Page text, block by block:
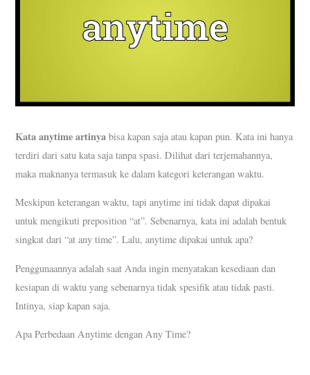
Kata anytime artinya bisa kapan saja atau kapan pun. Kata ini hanya
terdiri dari satu kata saja tanpa spasi. Dilihat dari terjemahannya,
maka maknanya termasuk ke dalam kategori keterangan waktu.
Meskipun keterangan waktu, tapi anytime ini tidak dapat dipakai
untuk mengikuti preposition “at”. Sebenarnya, kata ini adalah bentuk
singkat dari “at any time”. Lalu, anytime dipakai untuk apa?
Penggunaannya adalah saat Anda ingin menyatakan kesediaan dan
kesiapan di waktu yang sebenarnya tidak spesifik atau tidak pasti.
Intinya, siap kapan saja.
Apa Perbedaan Anytime dengan Any Time?